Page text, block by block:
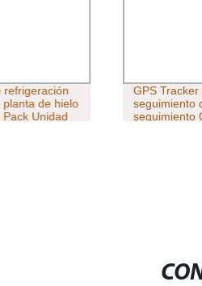
refrigeración
de hielo
Unidad
GPS
seguimiento
seguimiento